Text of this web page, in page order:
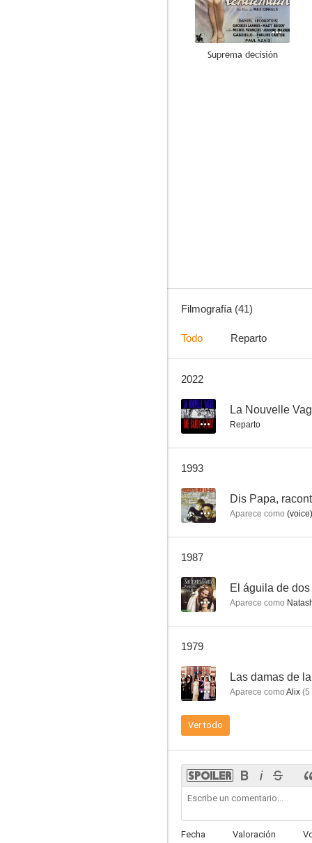
Suprema decisión
La carne de la orquídea
--
Filmografía (41)
Todo Reparto
2022
-- La Nouvelle
Reparto
1993
-- Dis Papa,
Aparece como (voice)
1987
-- El águila de
Aparece como
1979
-- Las damas de
Aparece como Alix (5
Ver todo
Fecha Valoración